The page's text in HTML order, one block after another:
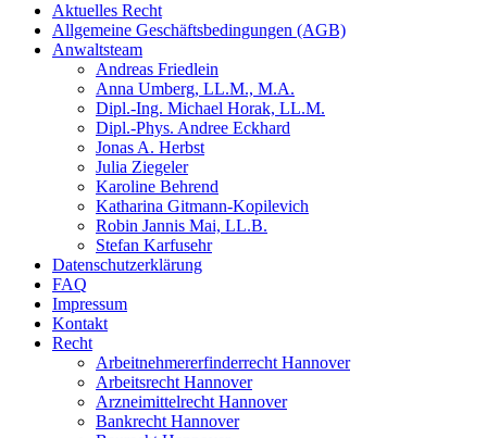
Aktuelles Recht
Allgemeine Geschäftsbedingungen (AGB)
Anwaltsteam
Andreas Friedlein
Anna Umberg, LL.M., M.A.
Dipl.-Ing. Michael Horak, LL.M.
Dipl.-Phys. Andree Eckhard
Jonas A. Herbst
Julia Ziegeler
Karoline Behrend
Katharina Gitmann-Kopilevich
Robin Jannis Mai, LL.B.
Stefan Karfusehr
Datenschutzerklärung
FAQ
Impressum
Kontakt
Recht
Arbeitnehmererfinderrecht Hannover
Arbeitsrecht Hannover
Arzneimittelrecht Hannover
Bankrecht Hannover